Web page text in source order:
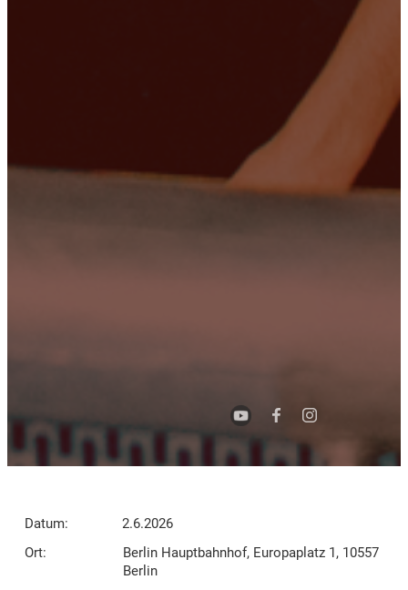
Datum:
2.6.2026
Ort:
Berlin Hauptbahnhof, Europaplatz 1, 10557
Berlin